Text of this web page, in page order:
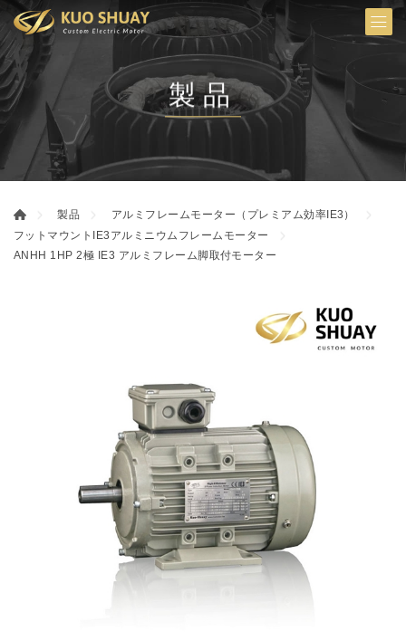
製品
製品
アルミフレームモーター（プレミアム効率IE3）
フットマウントIE3アルミニウムフレームモーター
ANHH 1HP 2極 IE3 アルミフレーム脚取付モーター